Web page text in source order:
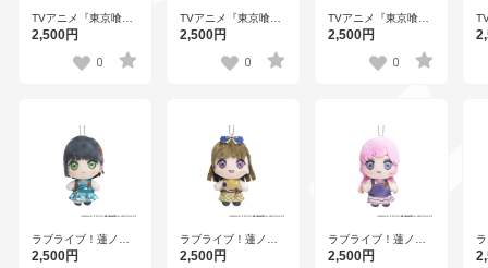
TVアニメ『東京喰種
トーキョーグール』
みマスコット）鈴屋
2,500円
0
TVアニメ『東京喰種
トーキョーグール』
みマスコット）有馬
2,500円
0
TVアニメ『東京喰種
トーキョーグール』
みマスコット）月山
2,500円
0
ラブライブ！蓮ノ空
女学院スクールアイ
2,500円
ラブライブ！蓮ノ空
女学院スクールアイ
2,500円
ラブライブ！蓮ノ空
女学院スクールアイ
2,500円